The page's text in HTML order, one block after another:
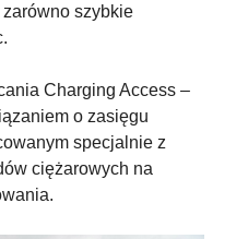
szybkie
Charging Access –
o zasięgu
specjalnie z
ciężarowych na